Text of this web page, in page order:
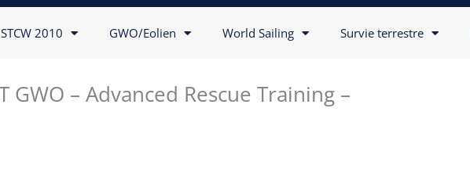
STCW 2010 GWO/Eolien World Sailing Survie terrestre
GWO – Advanced Rescue Training –